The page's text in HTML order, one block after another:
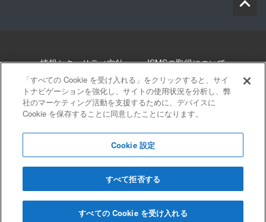
情報セキュリティ方針 ISMSの取得について
個人情報について 勧誘方針 このサイトについて
サイトマップ
「すべての Cookie を受け入れる」をクリックすると、サイ
トナビゲーションを強化し、サイトの使用状況を分析し、弊
社のマーケティング活動を支援するために、デバイスに
Cookie を保存することに同意したことになります。
Cookie 設定
すべて拒否する
すべての Cookie を受け入れる